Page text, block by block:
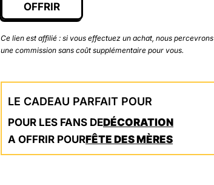
OFFRIR
Ce lien est affilié : si vous effectuez un achat, nous percevrons
une commission sans coût supplémentaire pour vous.
LE CADEAU PARFAIT POUR
POUR LES FANS DEDÉCORATION
A OFFRIR POURFÊTE DES MÈRES